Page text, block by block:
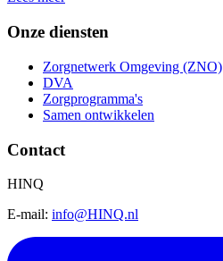
Onze diensten
Zorgnetwerk Omgeving (ZNO)
DVA
Zorgprogramma's
Samen ontwikkelen
Contact
HINQ
E-mail: info@HINQ.nl